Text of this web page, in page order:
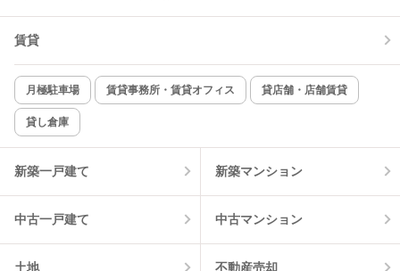
新着のみ インターネット無料
該当件数:
3件
賃貸
月極駐車場 賃貸事務所・賃貸オフィス 貸店舗・店舗賃貸
貸し倉庫
新築一戸建て 新築マンション
中古一戸建て 中古マンション
土地 不動産売却